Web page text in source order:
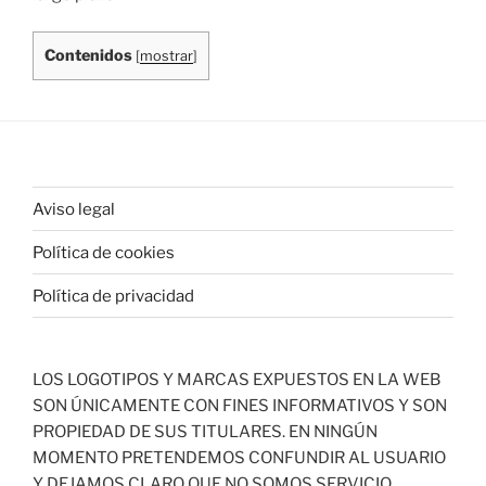
Contenidos [mostrar]
Aviso legal
Política de cookies
Política de privacidad
LOS LOGOTIPOS Y MARCAS EXPUESTOS EN LA WEB
SON ÚNICAMENTE CON FINES INFORMATIVOS Y SON
PROPIEDAD DE SUS TITULARES. EN NINGÚN
MOMENTO PRETENDEMOS CONFUNDIR AL USUARIO